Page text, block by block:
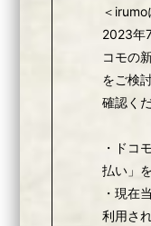
＜irumo
2023年
コモの
をご検
確認く
・ドコ
払い」
・現在
利用さ